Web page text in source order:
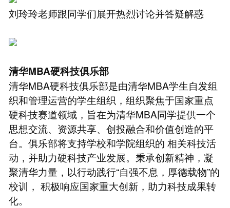
刘玲玲老师跟同学们展开热烈讨论并答疑解惑
清华MBA硬科技俱乐部
清华MBA硬科技俱乐部是由清华MBA学生自发组
织和管理运营的学生组织，组织聚焦于国家重点
硬科技赛道领域，旨在为清华MBA同学提供一个
思想交流、资源共享、创投融合和价值创造的平
台。俱乐部将支持学校和学院组织的 相关科技活
动，并助力硬科技产业发展。秉承创新精神，凝
聚清华力量，以行动践行“自强不息，厚德载物”的
校训， 积极响应国家重大创新，助力科技成果转
化。